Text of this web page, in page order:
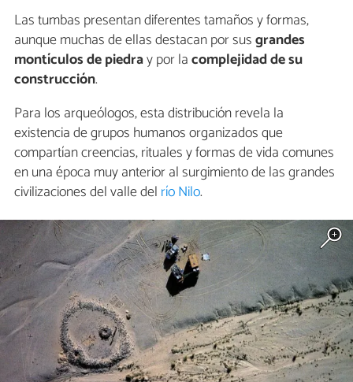
Las tumbas presentan diferentes tamaños y formas,
aunque muchas de ellas destacan por susgrandes
montículos de piedray por lacomplejidad de su
construcción.
Para los arqueólogos, esta distribución revela la
existencia de grupos humanos organizados que
compartían creencias, rituales y formas de vida comunes
en una época muy anterior al surgimiento de las grandes
civilizaciones del valle del río Nilo.